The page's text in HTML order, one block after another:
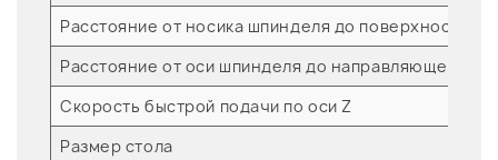
Расстояние от носика шпинделя до поверхности
Расстояние от оси шпинделя до направляющей
Скорость быстрой подачи по оси Z
Размер стола